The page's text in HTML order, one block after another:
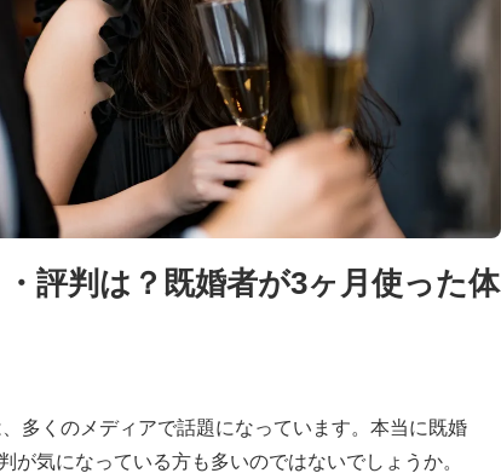
評判は？既婚者が3ヶ月使った体
多くのメディアで話題になっています。本当に既婚
が気になっている方も多いのではないでしょうか。